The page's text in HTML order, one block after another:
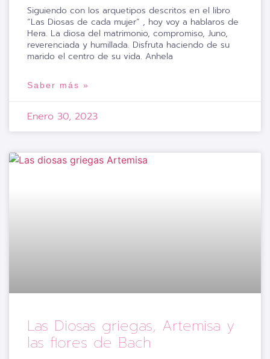
Siguiendo con los arquetipos descritos en el libro
“Las Diosas de cada mujer” , hoy voy a hablaros de
Hera. La diosa del matrimonio, compromiso, Juno,
reverenciada y humillada. Disfruta haciendo de su
marido el centro de su vida. Anhela
Saber más »
Enero 30, 2023
Las Diosas griegas, Artemisa y
las flores de Bach